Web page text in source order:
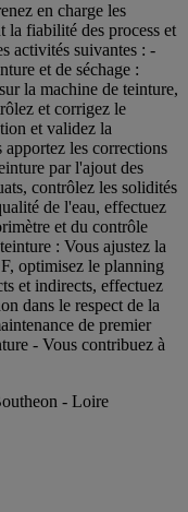
en charge les
la fiabilité des process et
activités suivantes : -
et de séchage :
la machine de teinture,
et corrigez le
et validez la
les corrections
par l'ajout des
contrôlez les solidités
de l'eau, effectuez
et du contrôle
: Vous ajustez la
optimisez le planning
et indirects, effectuez
dans le respect de la
de premier
- Vous contribuez à
- Loire